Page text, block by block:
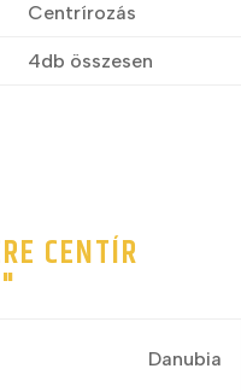
Centrírozás
4db összesen
CENTÍR
Danubia